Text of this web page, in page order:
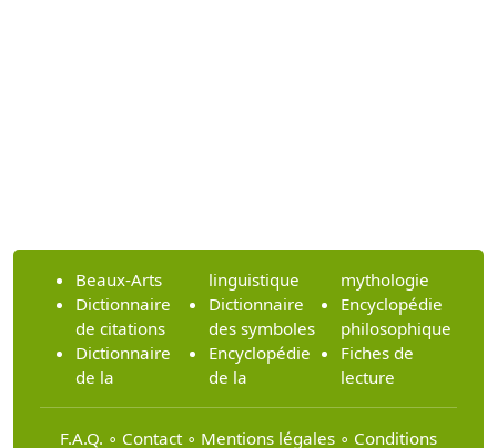
Beaux-Arts
Dictionnaire
de citations
Dictionnaire
de la
linguistique
Dictionnaire
des symboles
Encyclopédie
de la
mythologie
Encyclopédie
philosophique
Fiches de
lecture
F.A.Q. ∘ Contact ∘ Mentions légales ∘ Conditions